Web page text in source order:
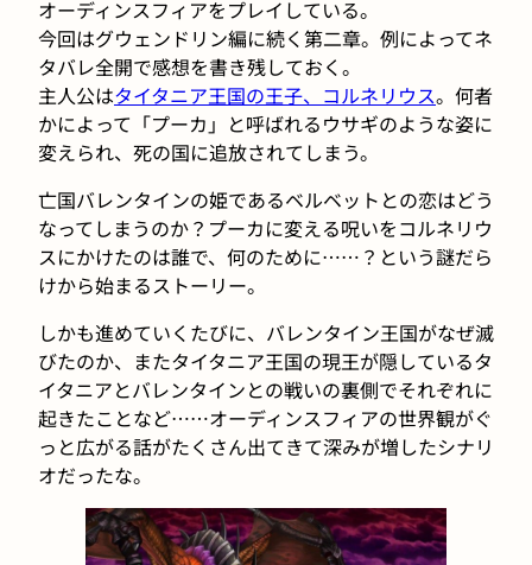
オーディンスフィアをプレイしている。
今回はグウェンドリン編に続く第二章。例によってネ
タバレ全開で感想を書き残しておく。
主人公はタイタニア王国の王子、コルネリウス。何者
かによって「プーカ」と呼ばれるウサギのような姿に
変えられ、死の国に追放されてしまう。
亡国バレンタインの姫であるベルベットとの恋はどう
なってしまうのか？プーカに変える呪いをコルネリウ
スにかけたのは誰で、何のために……？という謎だら
けから始まるストーリー。
しかも進めていくたびに、バレンタイン王国がなぜ滅
びたのか、またタイタニア王国の現王が隠しているタ
イタニアとバレンタインとの戦いの裏側でそれぞれに
起きたことなど……オーディンスフィアの世界観がぐ
っと広がる話がたくさん出てきて深みが増したシナリ
オだったな。